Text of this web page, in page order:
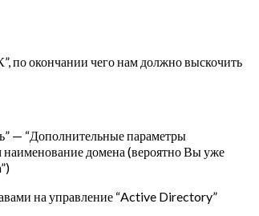
по окончании чего нам должно выскочить
— “Дополнительные параметры
наименование домена (вероятно Вы уже
на управление “Active Directory”